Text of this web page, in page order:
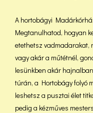
A hortobágyi
Megtanulhatod, hogyan
etethetsz vadmadarakat,
vagy akár a műtétnél,
lesünkben akár
túrán, a Hortobágy folyó
leshetsz a pusztai élet
pedig a kézműves